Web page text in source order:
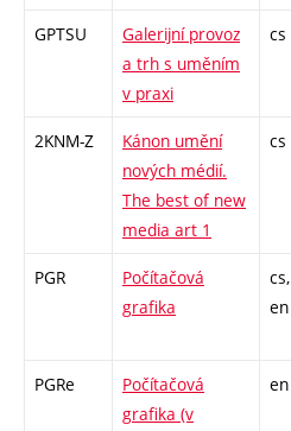
GPTSU
Galerijní provoz
a trh s uměním
v praxi
cs
2KNM-Z
Kánon umění
nových médií.
The best of new
media art 1
cs
PGR
Počítačová
grafika
cs,
en
PGRe
Počítačová
grafika (v
en